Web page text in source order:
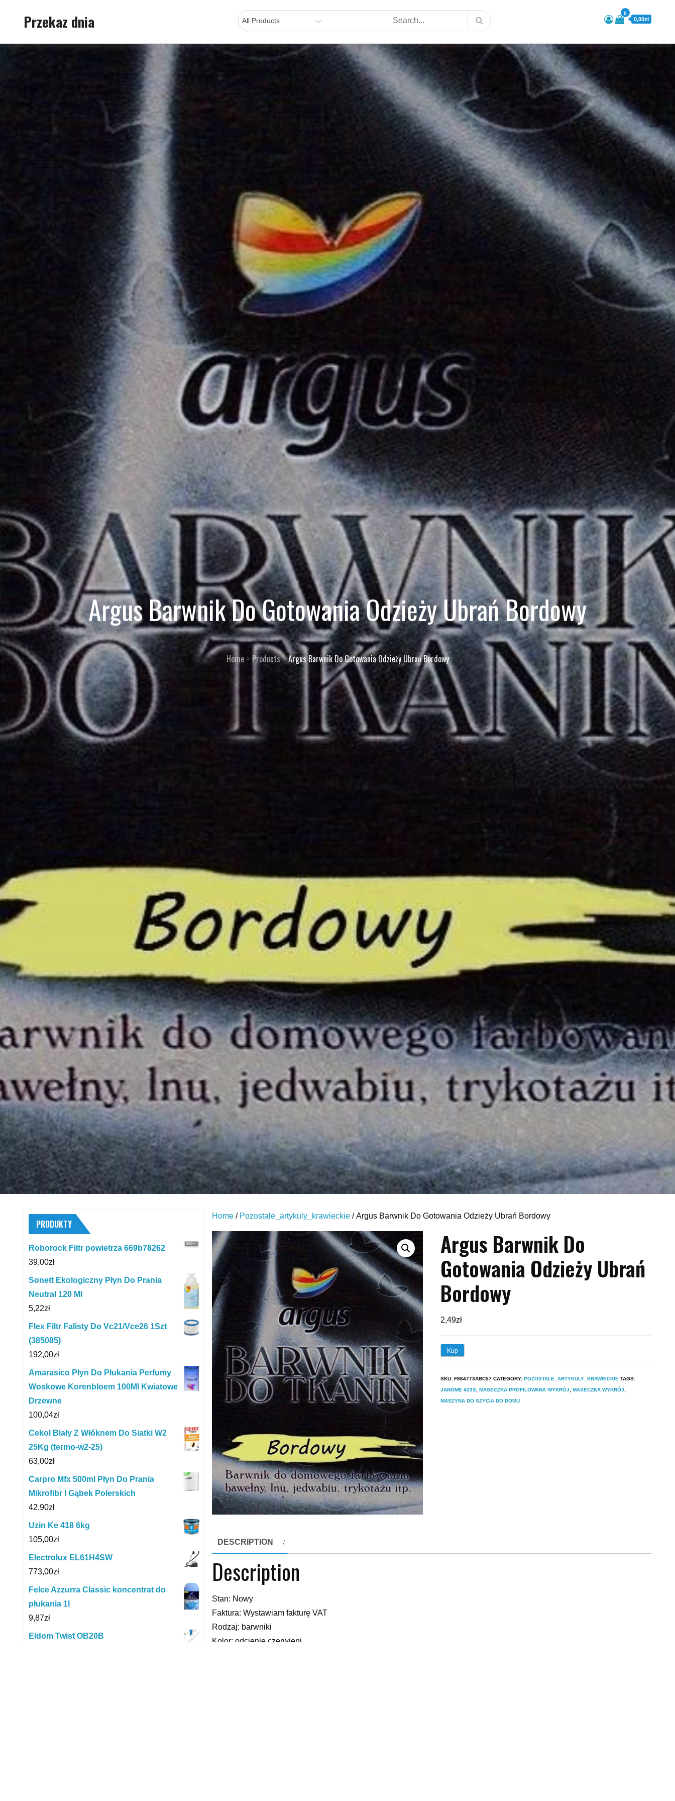
Przekaz dnia 0
0,00zł
Argus Barwnik Do Gotowania Odzieży Ubrań Bordowy
Home Products Argus Barwnik Do Gotowania Odzieży Ubrań Bordowy
Home / Pozostale_artykuly_krawieckie / Argus Barwnik Do Gotowania Odzieży Ubrań Bordowy
Argus Barwnik Do
Gotowania Odzieży Ubrań
Bordowy
2,49zł
Kup
SKU: F864773ABC57 CATEGORY: POZOSTALE_ARTYKULY_KRAWIECKIE TAGS:
JANOME 423S MASECZKA PROFILOWANA WYKRÓJ MASECZKA WYKRÓJ
MASZYNA DO SZYCIA DO DOMU
DESCRIPTION
Description
Stan: Nowy
Faktura: Wystawiam fakturę VAT
Rodzaj: barwniki
Kolor: odcienie czerwieni
PRODUKTY
Roborock Filtr powietrza 669b78262
39,00zł
Sonett Ekologiczny Płyn Do Prania
Neutral 120 Ml
5,22zł
Flex Filtr Falisty Do Vc21/Vce26 1Szt
(385085)
192,00zł
Amarasico Płyn Do Płukania Perfumy
Woskowe Korenbloem 100Ml Kwiatowe
Drzewne
100,04zł
Cekol Biały Z Włóknem Do Siatki W2
25Kg (termo-w2-25)
63,00zł
Carpro Mfx 500ml Płyn Do Prania
Mikrofibr I Gąbek Polerskich
42,90zł
Uzin Ke 418 6kg
105,00zł
Electrolux EL61H4SW
773,00zł
Felce Azzurra Classic koncentrat do
płukania 1l
9,87zł
Eldom Twist OB20B